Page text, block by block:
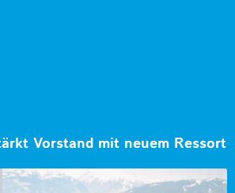
Vorstand mit neuem Ressort